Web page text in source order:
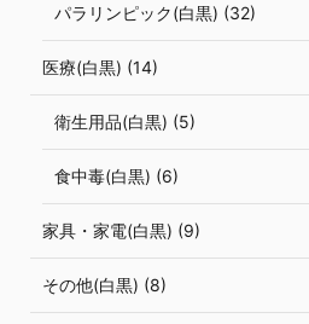
パラリンピック(白黒) (32)
医療(白黒) (14)
衛生用品(白黒) (5)
食中毒(白黒) (6)
家具・家電(白黒) (9)
その他(白黒) (8)